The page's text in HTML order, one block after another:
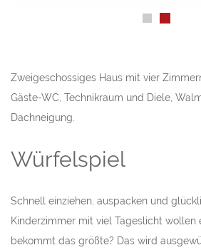
Zweigeschossiges Haus mit vier
Gäste-WC, Technikraum und Diele,
Dachneigung.
Würfelspiel
Schnell einziehen, auspacken und
Kinderzimmer mit viel Tageslicht wollen
bekommt das größte? Das wird